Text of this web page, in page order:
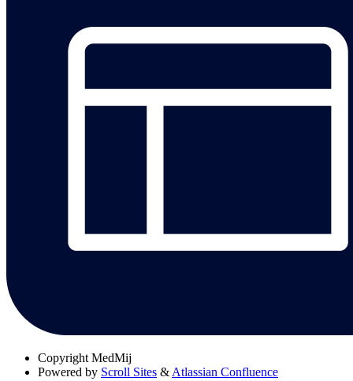
Copyright MedMij
Powered by Scroll Sites & Atlassian Confluence